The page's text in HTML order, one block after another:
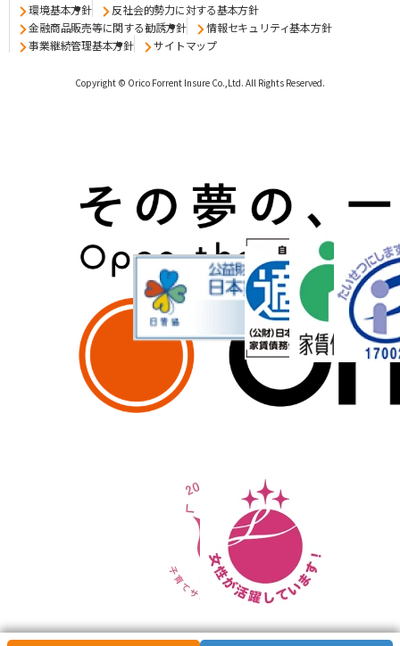
環境基本方針
反社会的勢力に対する基本方針
金融商品販売等に関する勧誘方針
情報セキュリティ基本方針
事業継続管理基本方針
サイトマップ
Copyright © Orico Forrent Insure Co.,Ltd. All Rights Reserved.